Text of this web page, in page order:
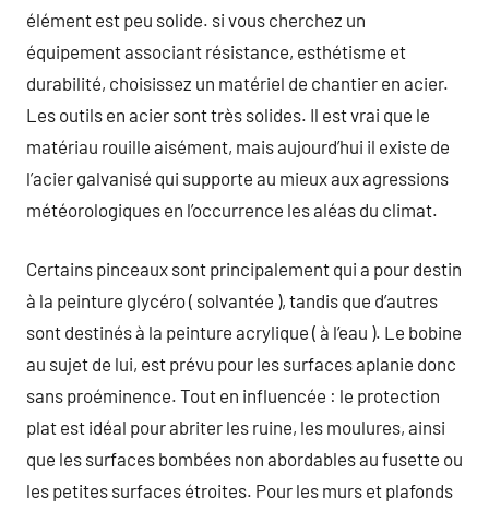
élément est peu solide. si vous cherchez un
équipement associant résistance, esthétisme et
durabilité, choisissez un matériel de chantier en acier.
Les outils en acier sont très solides. Il est vrai que le
matériau rouille aisément, mais aujourd’hui il existe de
l’acier galvanisé qui supporte au mieux aux agressions
météorologiques en l’occurrence les aléas du climat.
Certains pinceaux sont principalement qui a pour destin
à la peinture glycéro ( solvantée ), tandis que d’autres
sont destinés à la peinture acrylique ( à l’eau ). Le bobine
au sujet de lui, est prévu pour les surfaces aplanie donc
sans proéminence. Tout en influencée : le protection
plat est idéal pour abriter les ruine, les moulures, ainsi
que les surfaces bombées non abordables au fusette ou
les petites surfaces étroites. Pour les murs et plafonds